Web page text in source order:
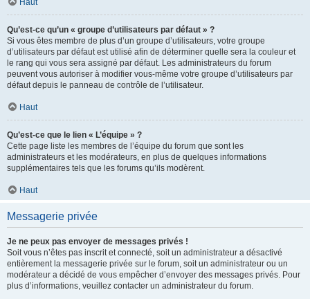
Haut
Qu’est-ce qu’un « groupe d’utilisateurs par défaut » ?
Si vous êtes membre de plus d’un groupe d’utilisateurs, votre groupe
d’utilisateurs par défaut est utilisé afin de déterminer quelle sera la couleur et
le rang qui vous sera assigné par défaut. Les administrateurs du forum
peuvent vous autoriser à modifier vous-même votre groupe d’utilisateurs par
défaut depuis le panneau de contrôle de l’utilisateur.
Haut
Qu’est-ce que le lien « L’équipe » ?
Cette page liste les membres de l’équipe du forum que sont les
administrateurs et les modérateurs, en plus de quelques informations
supplémentaires tels que les forums qu’ils modèrent.
Haut
Messagerie privée
Je ne peux pas envoyer de messages privés !
Soit vous n’êtes pas inscrit et connecté, soit un administrateur a désactivé
entièrement la messagerie privée sur le forum, soit un administrateur ou un
modérateur a décidé de vous empêcher d’envoyer des messages privés. Pour
plus d’informations, veuillez contacter un administrateur du forum.